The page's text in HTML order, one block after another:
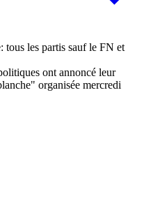
ont annoncé leur
organisée mercredi